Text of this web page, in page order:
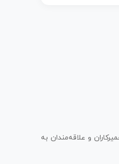
و علاقه‌مندان به